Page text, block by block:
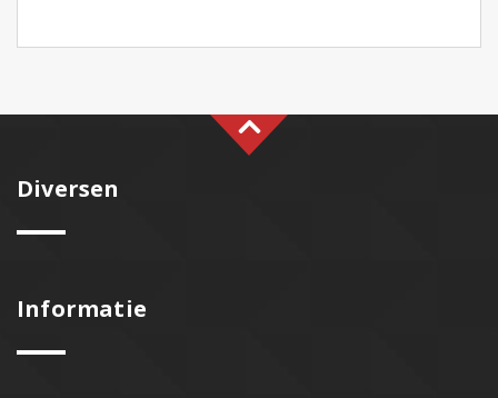
Diversen
Informatie